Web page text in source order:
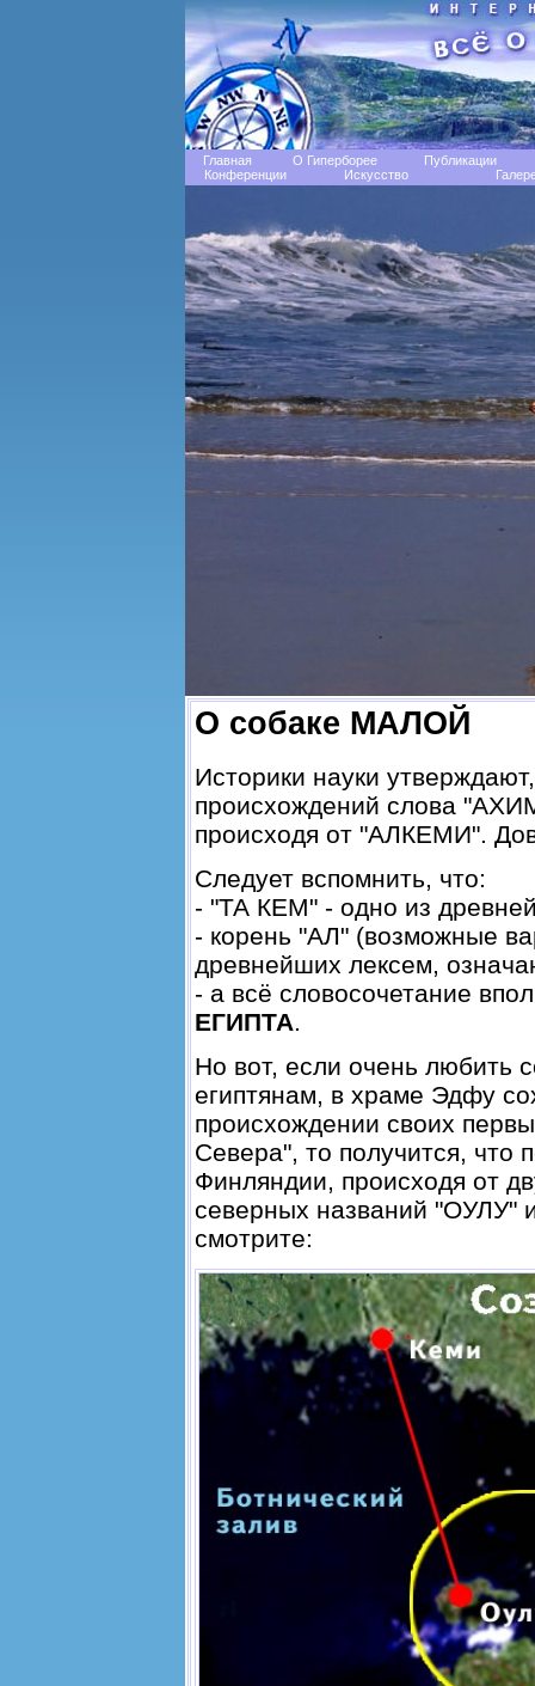
Главная О Гиперборее
Публикации
Конференции
Искусство
О собаке МАЛОЙ
Историки науки
происхождений слова
происходя от "АЛКЕМИ".
Следует вспомнить, что:
- "ТА КЕМ" - одно из
- корень "АЛ" (возможные
древнейших лексем,
- а всё словосочетание
ЕГИПТА.
Но вот, если очень любить
египтянам, в храме Эдфу
происхождении своих
Севера", то получится, что
Финляндии, происходя от
северных названий "ОУЛУ"
смотрите: